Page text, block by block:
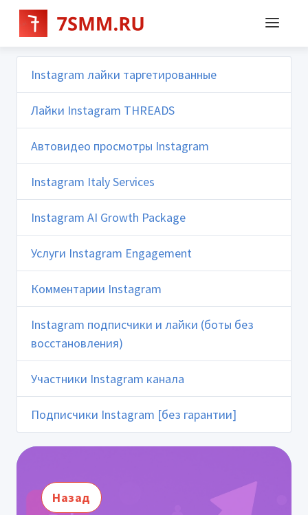
Instagram лайки таргетированные
Лайки Instagram THREADS
Автовидео просмотры Instagram
Instagram Italy Services
Instagram AI Growth Package
Услуги Instagram Engagement
Комментарии Instagram
Instagram подписчики и лайки (боты без
восстановления)
Участники Instagram канала
Подписчики Instagram [без гарантии]
Назад